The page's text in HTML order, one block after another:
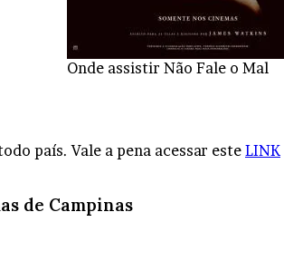
Onde assistir Não Fale o Mal
país. Vale a pena acessar este LINK
de Campinas